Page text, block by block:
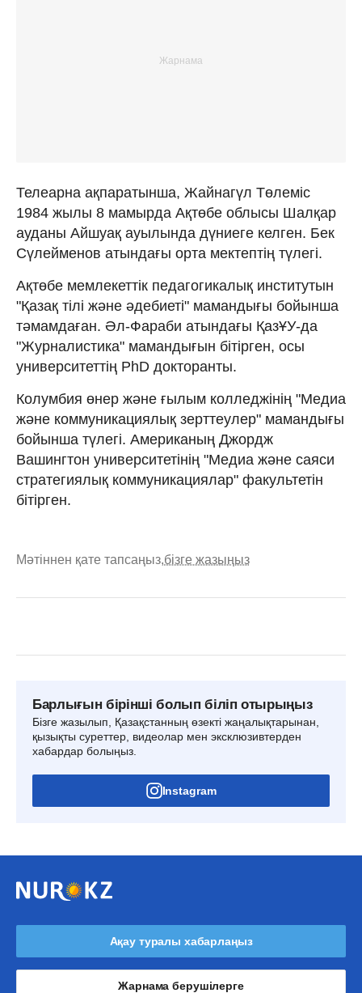
Телеарна ақпаратынша, Жайнагүл Төлеміс
1984 жылы 8 мамырда Ақтөбе облысы Шалқар
ауданы Айшуақ ауылында дүниеге келген. Бек
Сүлейменов атындағы орта мектептің түлегі.
Ақтөбе мемлекеттік педагогикалық институтын
"Қазақ тілі және әдебиеті" мамандығы бойынша
тәмамдаған. Әл-Фараби атындағы ҚазҰУ-да
"Журналистика" мамандығын бітірген, осы
университеттің PhD докторанты.
Колумбия өнер және ғылым колледжінің "Медиа
және коммуникациялық зерттеулер" мамандығы
бойынша түлегі. Американың Джордж
Вашингтон университетінің "Медиа және саяси
стратегиялық коммуникациялар" факультетін
бітірген.
Мәтіннен қате тапсаңыз,бізге жазыңыз
Барлығын бірінші болып біліп отырыңыз
Бізге жазылып, Қазақстанның өзекті жаңалықтарынан,
қызықты суреттер, видеолар мен эксклюзивтерден
хабардар болыңыз.
Instagram
Ақау туралы хабарлаңыз
Жарнама берушілерге